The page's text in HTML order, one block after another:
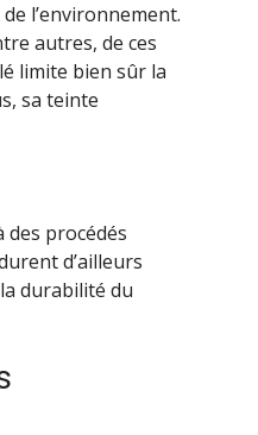
l’environnement.
autres, de ces
limite bien sûr la
sa teinte
des procédés
d’ailleurs
durabilité du